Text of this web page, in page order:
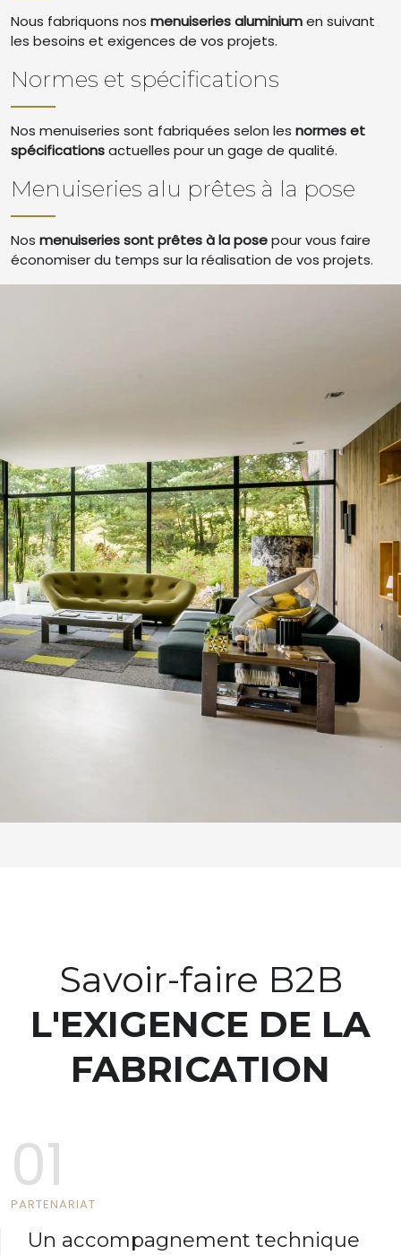
Nous fabriquons nos menuiseries aluminiumen suivant
les besoins et exigences de vos projets.
Normes et spécifications
Nos menuiseries sont fabriquées selon les normes et
spécificationsactuelles pour un gage de qualité.
Menuiseries alu prêtes à la pose
Nos menuiseries sont prêtes à la posepour vous faire
économiser du temps sur la réalisation de vos projets.
Savoir-faire B2B
L'EXIGENCE DE LA
FABRICATION
01
PARTENARIAT
Un accompagnement technique